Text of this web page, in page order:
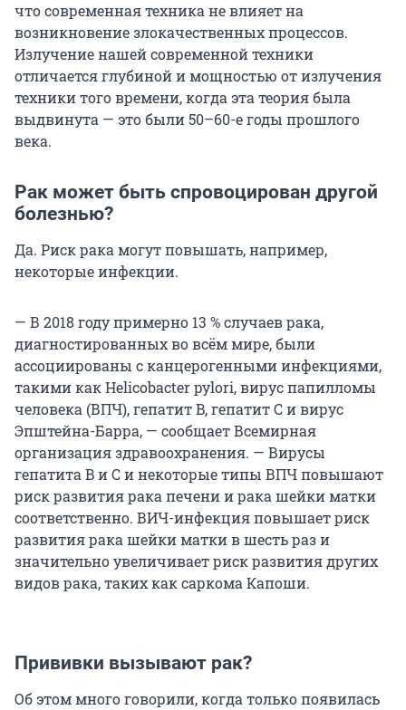
что современная техника не влияет на
возникновение злокачественных процессов.
Излучение нашей современной техники
отличается глубиной и мощностью от излучения
техники того времени, когда эта теория была
выдвинута — это были 50–60-е годы прошлого
века.
Рак может быть спровоцирован другой
болезнью?
Да. Риск рака могут повышать, например,
некоторые инфекции.
— В 2018 году примерно 13 % случаев рака,
диагностированных во всём мире, были
ассоциированы с канцерогенными инфекциями,
такими как Helicobacter pylori, вирус папилломы
человека (ВПЧ), гепатит B, гепатит C и вирус
Эпштейна-Барра, — сообщает Всемирная
организация здравоохранения. — Вирусы
гепатита B и C и некоторые типы ВПЧ повышают
риск развития рака печени и рака шейки матки
соответственно. ВИЧ-инфекция повышает риск
развития рака шейки матки в шесть раз и
значительно увеличивает риск развития других
видов рака, таких как саркома Капоши.
Прививки вызывают рак?
Об этом много говорили, когда только появилась